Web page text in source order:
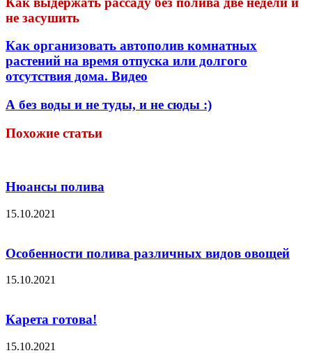
не засушить
Как организовать автополив комнатных
растений на время отпуска или долгого
отсутствия дома. Видео
А без воды и не туды, и не сюды :)
Похожие статьи
Нюансы полива
15.10.2021
Особенности полива различных видов овощей
15.10.2021
Карета готова!
15.10.2021